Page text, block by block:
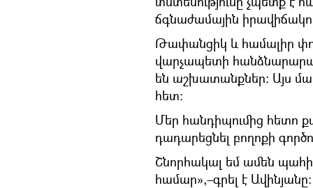
ճգնաժամային
Թափանցիկ և համալիր
վարչապետի
են աշխատանքներ: Այս
հետ:
Մեր հանդիպումից հետո
դադարեցնել բողոքի
Շնորհակալ եմ ամեն պահի
համար»,–գրել է Ավինյանը: